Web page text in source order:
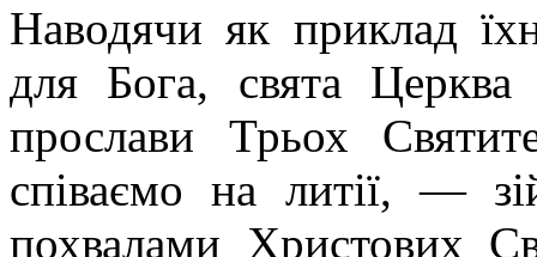
Наводячи як приклад
для Бога, свята Церква
прослави Трьох
співаємо на литії, —
похвалами Христових